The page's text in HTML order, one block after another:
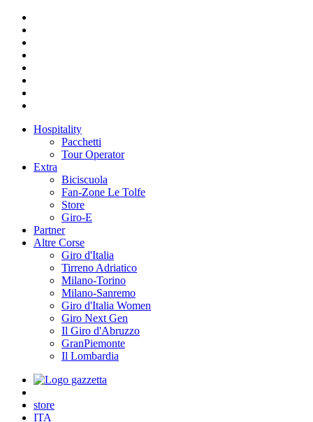
Hospitality
Pacchetti
Tour Operator
Extra
Biciscuola
Fan-Zone Le Tolfe
Store
Giro-E
Partner
Altre Corse
Giro d'Italia
Tirreno Adriatico
Milano-Torino
Milano-Sanremo
Giro d'Italia Women
Giro Next Gen
Il Giro d'Abruzzo
GranPiemonte
Il Lombardia
store
ITA